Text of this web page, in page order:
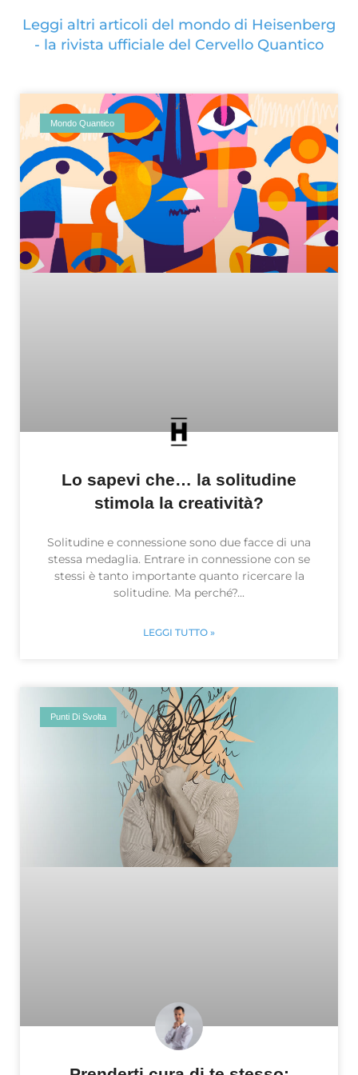
Leggi altri articoli del mondo di Heisenberg
- la rivista ufficiale del Cervello Quantico
Mondo Quantico
Lo sapevi che… la solitudine
stimola la creatività?
Solitudine e connessione sono due facce di una
stessa medaglia. Entrare in connessione con se
stessi è tanto importante quanto ricercare la
solitudine. Ma perché?
LEGGI TUTTO »
Punti Di Svolta